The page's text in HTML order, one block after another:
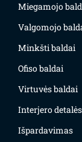
Miegamojo
Valgomojo
Minkšti baldai
Ofiso baldai
Virtuvės baldai
Interjero detalės
Išpardavimas